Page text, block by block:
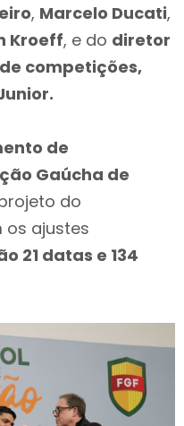
, Marcelo Ducati,
Kroeff, e do diretor
competições,
de
Gaúcha de
do
os ajustes
21 datas e 134